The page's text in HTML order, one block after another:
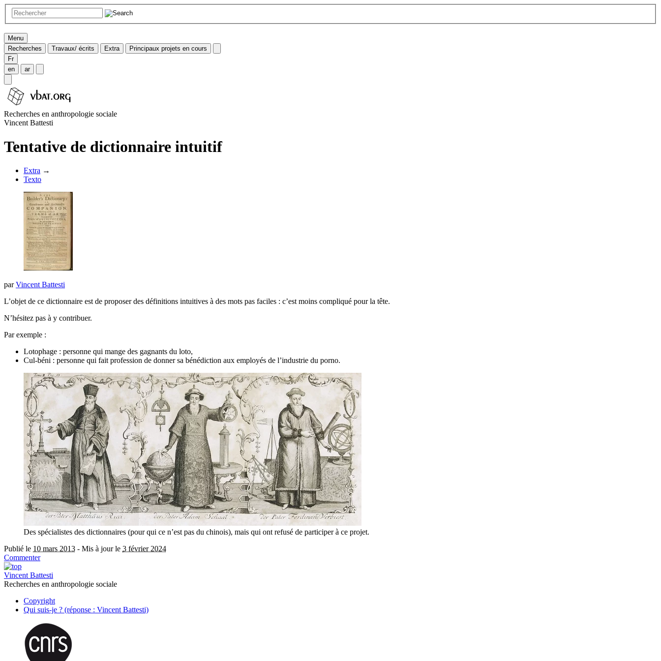
Menu
Recherches
Travaux/ écrits Extra
Principaux projets en cours
Fr
en
ar
Recherches en anthropologie sociale
Vincent Battesti
Tentative de dictionnaire intuitif
Extra →
Texto
parVincent Battesti
L’objet de ce dictionnaire est de proposer des définitions intuitives à des mots pas faciles : c’est moins compliqué pour la tête.
N’hésitez pas à y contribuer.
Par exemple :
Lotophage : personne qui mange des gagnants du loto,
Cul-béni : personne qui fait profession de donner sa bénédiction aux employés de l’industrie du porno.
Des spécialistes des dictionnaires (pour qui ce n’est pas du chinois), mais qui ont refusé de participer à ce projet.
Publié le 10 mars 2013 - Mis à jour le 3 février 2024
Commenter
Vincent Battesti
Recherches en anthropologie sociale
Copyright
Qui suis-je ? (réponse : Vincent Battesti)